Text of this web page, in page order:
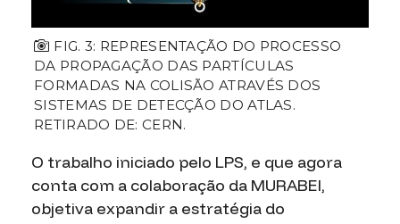
FIG. 3: REPRESENTAÇÃO DO PROCESSO
DA PROPAGAÇÃO DAS PARTÍCULAS
FORMADAS NA COLISÃO ATRAVÉS DOS
SISTEMAS DE DETECÇÃO DO ATLAS.
RETIRADO DE: CERN.
O trabalho iniciado pelo LPS, e que agora
conta com a colaboração da MURABEI,
objetiva expandir a estratégia do